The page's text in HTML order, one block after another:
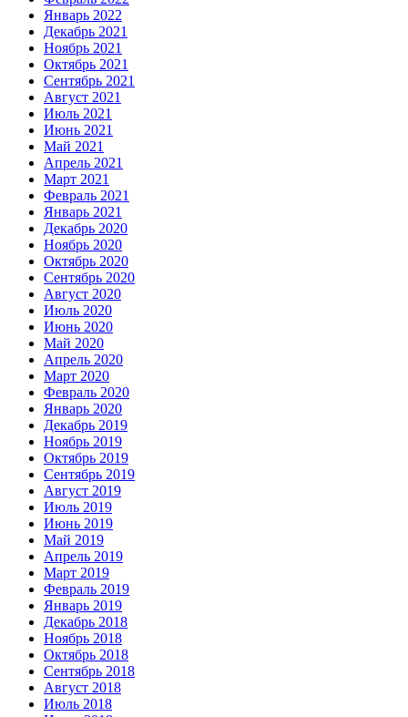
Январь 2022
Декабрь 2021
Ноябрь 2021
Октябрь 2021
Сентябрь 2021
Август 2021
Июль 2021
Июнь 2021
Май 2021
Апрель 2021
Март 2021
Февраль 2021
Январь 2021
Декабрь 2020
Ноябрь 2020
Октябрь 2020
Сентябрь 2020
Август 2020
Июль 2020
Июнь 2020
Май 2020
Апрель 2020
Март 2020
Февраль 2020
Январь 2020
Декабрь 2019
Ноябрь 2019
Октябрь 2019
Сентябрь 2019
Август 2019
Июль 2019
Июнь 2019
Май 2019
Апрель 2019
Март 2019
Февраль 2019
Январь 2019
Декабрь 2018
Ноябрь 2018
Октябрь 2018
Сентябрь 2018
Август 2018
Июль 2018